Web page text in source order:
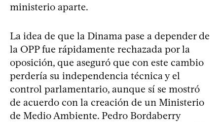
ministerio aparte.
La idea de que la Dinama pase a depender de
la OPP fue rápidamente rechazada por la
oposición, que aseguró que con este cambio
perdería su independencia técnica y el
control parlamentario, aunque sí se mostró
de acuerdo con la creación de un Ministerio
de Medio Ambiente. Pedro Bordaberry